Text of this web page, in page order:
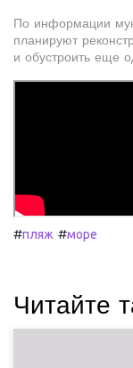
По информации
планируют
и обустроить еще
#пляж #море
Читайте